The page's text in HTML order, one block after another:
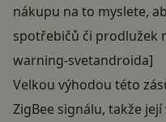
nákupu na to myslete,
spotřebičů či prodlužek
warning-svetandroida]
Velkou výhodou této
ZigBee signálu, takže